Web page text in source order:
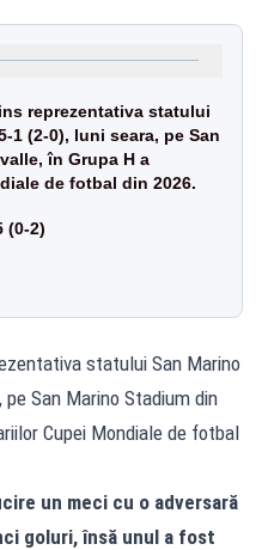
reprezentativa statului
1 (2-0), luni seara, pe San
în Grupa H a
de fotbal din 2026.
(0-2)
statului San Marino
San Marino Stadium din
Cupei Mondiale de fotbal
un meci cu o adversară
goluri, însă unul a fost